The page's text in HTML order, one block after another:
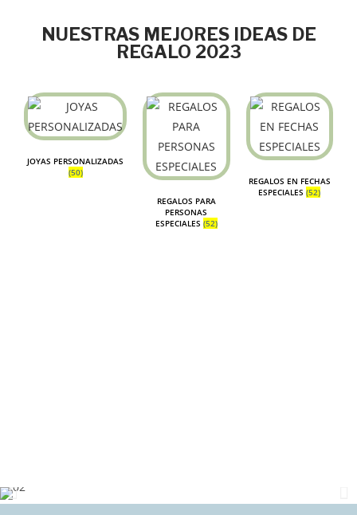
NUESTRAS MEJORES IDEAS DE
REGALO 2023
JOYAS PERSONALIZADAS
(50)
REGALOS PARA
PERSONAS
ESPECIALES (52)
REGALOS EN FECHAS
ESPECIALES(52)